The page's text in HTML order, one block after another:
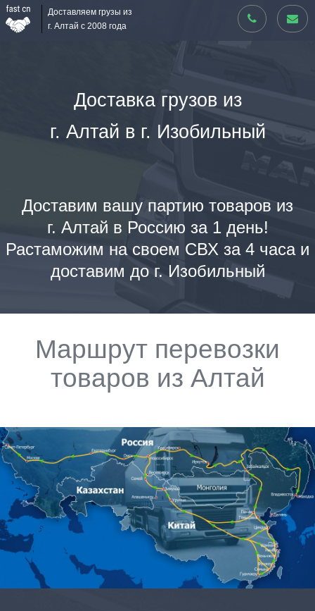
Доставляем грузы из
г. Алтай с 2008 года
Доставка грузов из
г. Алтай в г. Изобильный
Доставим вашу партию товаров из
г. Алтай в Россию за 1 день!
Растаможим на своем СВХ за 4 часа и
доставим до г. Изобильный
Маршрут перевозки
товаров из Алтай